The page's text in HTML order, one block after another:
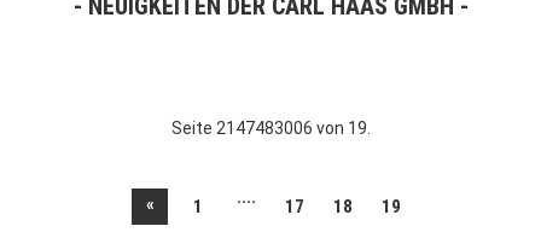
NEUIGKEITEN DER CARL HAAS GMBH
Seite 2147483006 von 19.
« 1 .... 17 18 19